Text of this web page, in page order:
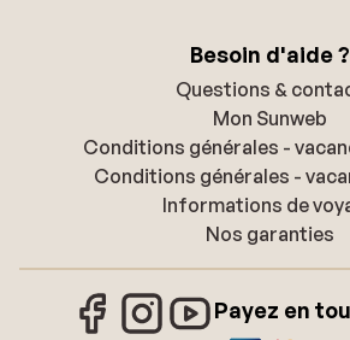
Besoin d'aide ?
Questions &
Mon Sunweb
Conditions générales -
Conditions générales -
Informations de
Nos garanties
Payez en